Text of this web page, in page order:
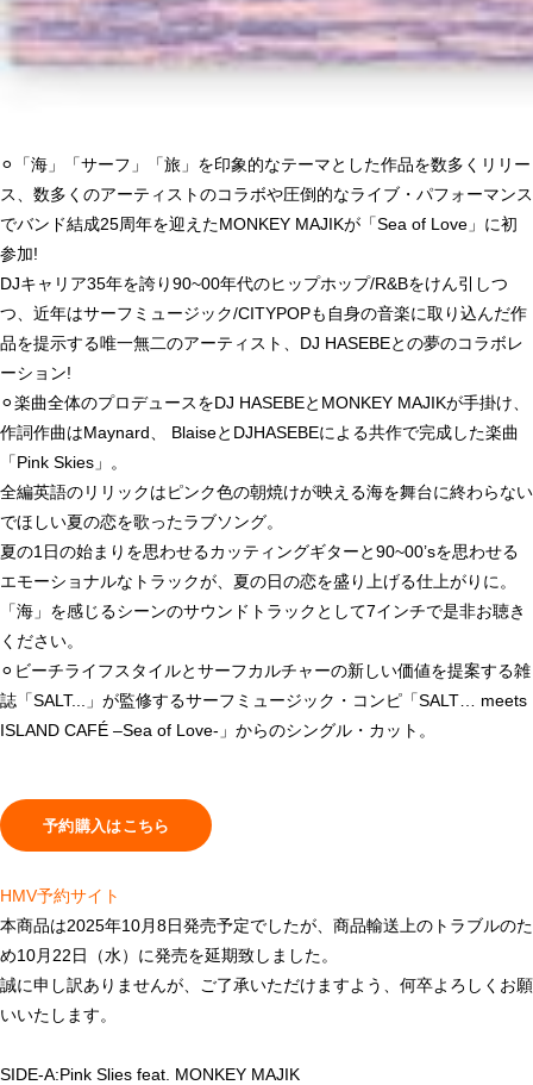
⚪︎「海」「サーフ」「旅」を印象的なテーマとした作品を数多くリリー
ス、数多くのアーティストのコラボや圧倒的なライブ・パフォーマンス
でバンド結成25周年を迎えたMONKEY MAJIKが「Sea of Love」に初
参加!
DJキャリア35年を誇り90~00年代のヒップホップ/R&Bをけん引しつ
つ、近年はサーフミュージック/CITYPOPも自身の音楽に取り込んだ作
品を提示する唯一無二のアーティスト、DJ HASEBEとの夢のコラボレ
ーション!
⚪︎楽曲全体のプロデュースをDJ HASEBEとMONKEY MAJIKが手掛け、
作詞作曲はMaynard、 BlaiseとDJHASEBEによる共作で完成した楽曲
「Pink Skies」。
全編英語のリリックはピンク色の朝焼けが映える海を舞台に終わらない
でほしい夏の恋を歌ったラブソング。
夏の1日の始まりを思わせるカッティングギターと90~00’sを思わせる
エモーショナルなトラックが、夏の日の恋を盛り上げる仕上がりに。
「海」を感じるシーンのサウンドトラックとして7インチで是非お聴き
ください。
⚪︎ビーチライフスタイルとサーフカルチャーの新しい価値を提案する雑
誌「SALT...」が監修するサーフミュージック・コンピ「SALT… meets
ISLAND CAFÉ –Sea of Love-」からのシングル・カット。
HMV予約サイト
本商品は2025年10月8日発売予定でしたが、商品輸送上のトラブルのた
め10月22日（水）に発売を延期致しました。
誠に申し訳ありませんが、ご了承いただけますよう、何卒よろしくお願
いいたします。
SIDE-A:Pink Slies feat. MONKEY MAJIK